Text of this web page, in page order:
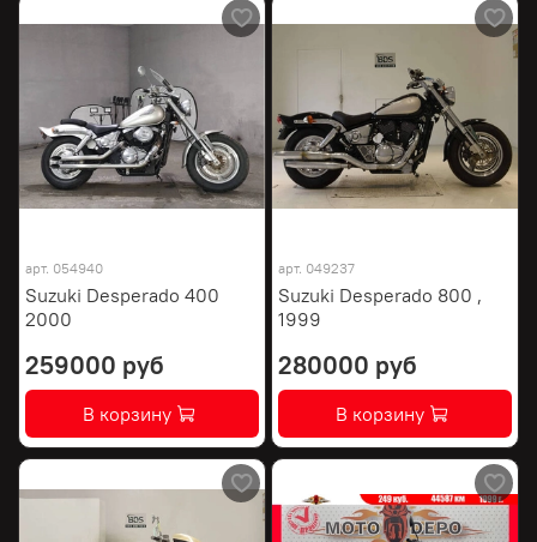
арт. 054940
Suzuki Desperado 400
2000
259000 руб
В корзину
арт. 049237
Suzuki Desperado 800 ,
1999
280000 руб
В корзину